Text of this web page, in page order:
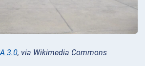
3.0, via Wikimedia Commons